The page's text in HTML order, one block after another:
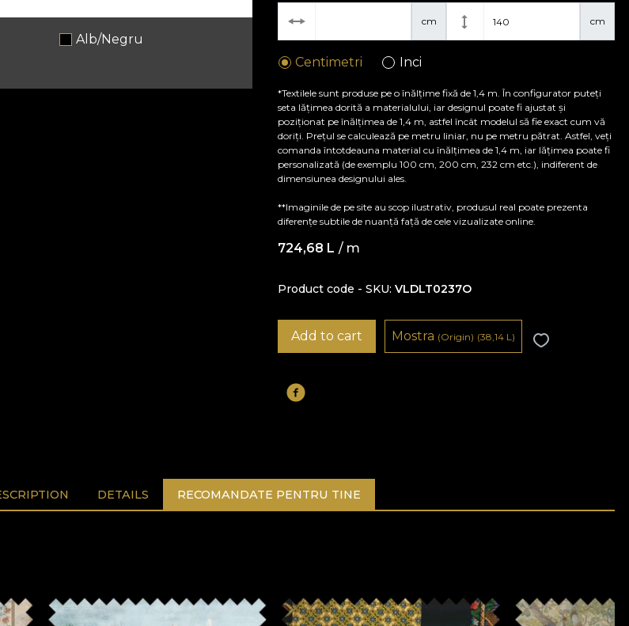
Alb/Negru
cm cm
Centimetri Inci
*Textilele sunt produse pe o înălțime fixă de 1,4 m. În configurator puteți
seta lățimea dorită a materialului, iar designul poate fi ajustat și
poziționat pe înălțimea de 1,4 m, astfel încât modelul să fie exact cum vă
doriți. Prețul se calculează pe metru liniar, nu pe metru pătrat. Astfel, veți
comanda întotdeauna material cu înălțimea de 1,4 m, iar lățimea poate fi
personalizată (de exemplu 100 cm, 200 cm, 232 cm etc.), indiferent de
dimensiunea designului ales.
**Imaginile de pe site au scop ilustrativ, produsul real poate prezenta
diferențe subtile de nuanță față de cele vizualizate online.
724,68 L / m
Product code - SKU VLDLT0237O
Add to cart Mostra (Origin) (38,14 L)
DETAILS RECOMANDATE PENTRU TINE